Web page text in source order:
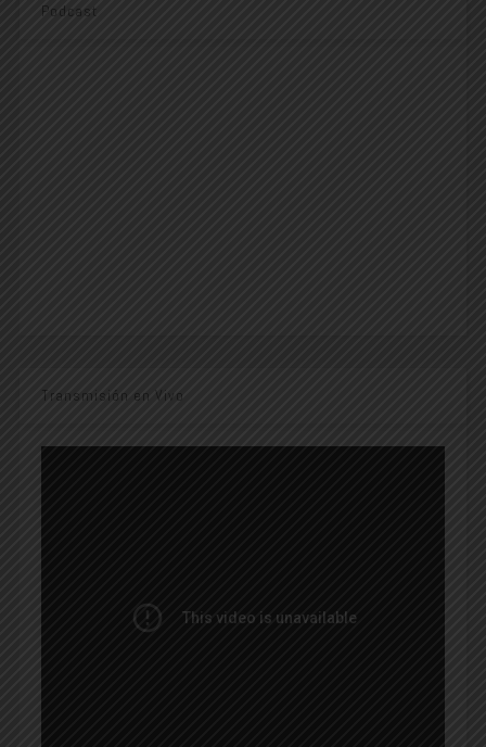
Podcast
Transmisión en Vivo